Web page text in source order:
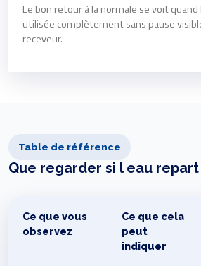
Le bon retour à la normale se voit
utilisée complètement sans pause
receveur.
Table de référence
Que regarder si l eau
Ce que vous
observez
Ce que cela
peut
indiquer